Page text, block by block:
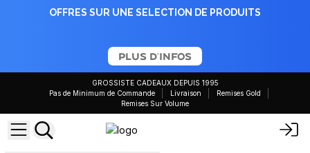
OFFRES SUR UNE SELECTION DE PRODUITS
PLUS D'INFOS
GROSSISTE CADEAUX DEPUIS 1995
Pas de Minimum de Commande
Livraison
Remises Gold
Remises Sur Volume